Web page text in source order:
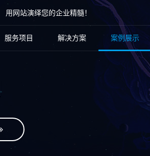
用网站演绎您的企业精髓！
服务项目 解决方案 案例展示